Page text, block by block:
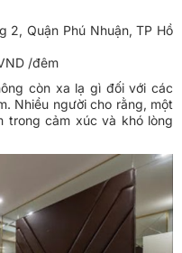
2, Quận Phú Nhuận, TP Hồ
/đêm
còn xa lạ gì đối với các
Nhiều người cho rằng, một
trong cảm xúc và khó lòng